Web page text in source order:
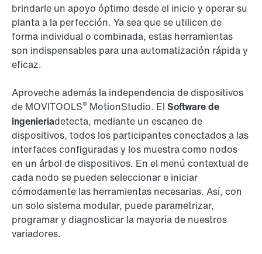
brindarle un apoyo óptimo desde el inicio y operar su
planta a la perfección. Ya sea que se utilicen de
forma individual o combinada, estas herramientas
son indispensables para una automatización rápida y
eficaz.
Aproveche además la independencia de dispositivos
de MOVITOOLS® MotionStudio. El Software de
ingenieríadetecta, mediante un escaneo de
dispositivos, todos los participantes conectados a las
interfaces configuradas y los muestra como nodos
en un árbol de dispositivos. En el menú contextual de
cada nodo se pueden seleccionar e iniciar
cómodamente las herramientas necesarias. Así, con
un solo sistema modular, puede parametrizar,
programar y diagnosticar la mayoría de nuestros
variadores.